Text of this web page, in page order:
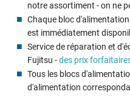
notre assortiment - on ne
Chaque bloc
est immédiatement
Service de réparation et
Fujitsu -des prix
Tous les blocs
d'alimentation